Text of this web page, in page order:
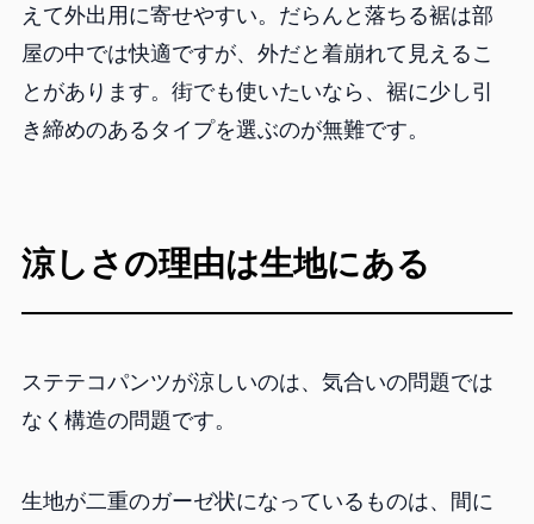
えて外出用に寄せやすい。だらんと落ちる裾は部
屋の中では快適ですが、外だと着崩れて見えるこ
とがあります。街でも使いたいなら、裾に少し引
き締めのあるタイプを選ぶのが無難です。
涼しさの理由は生地にある
ステテコパンツが涼しいのは、気合いの問題では
なく構造の問題です。
生地が二重のガーゼ状になっているものは、間に